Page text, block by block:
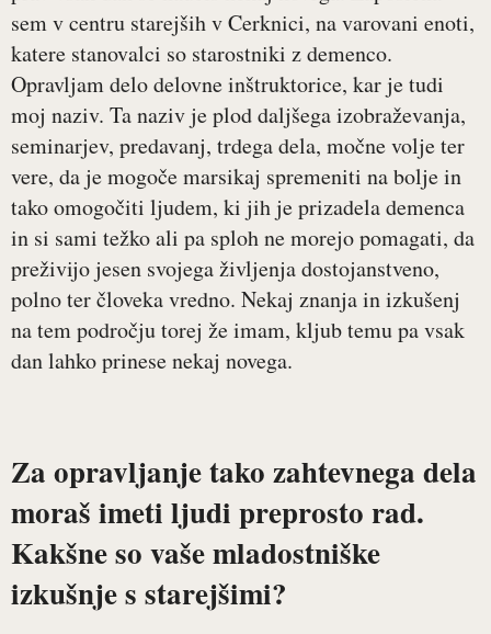
sem v centru starejših v Cerknici, na varovani enoti,
katere stanovalci so starostniki z demenco.
Opravljam delo delovne inštruktorice, kar je tudi
moj naziv. Ta naziv je plod daljšega izobraževanja,
seminarjev, predavanj, trdega dela, močne volje ter
vere, da je mogoče marsikaj spremeniti na bolje in
tako omogočiti ljudem, ki jih je prizadela demenca
in si sami težko ali pa sploh ne morejo pomagati, da
preživijo jesen svojega življenja dostojanstveno,
polno ter človeka vredno. Nekaj znanja in izkušenj
na tem področju torej že imam, kljub temu pa vsak
dan lahko prinese nekaj novega.
Za opravljanje tako zahtevnega dela
moraš imeti ljudi preprosto rad.
Kakšne so vaše mladostniške
izkušnje s starejšimi?